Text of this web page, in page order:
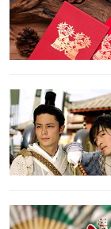
不过，属
很多以往交情好
制好自己的脾气
很多人脉。
感情方面